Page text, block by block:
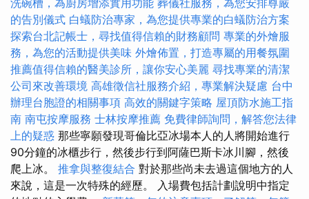
洗碗槽，為廚房增添實用功能 葬儀社服務，為您安排尊嚴
的告別儀式 白蟻防治專家，為您提供專業的白蟻防治方案
探索台北記帳士，尋找值得信賴的財務顧問 專業的外燴服
務，為您的活動提供美味 外燴佈置，打造專屬的用餐氛圍
推薦值得信賴的醫美診所，讓你安心美麗 尋找專業的清潔
公司來改善環境 高雄徵信社服務介紹，專業解決疑慮 台中
辦理台胞證的相關事項 高效的關鍵字策略 屋頂防水施工指
南 南屯按摩服務 士林按摩推薦 免費律師詢問，解答您法律
上的疑惑 那些寧願發現哥倫比亞冰場本人的人將開始進行
90分鐘的冰櫃步行，然後步行到阿薩巴斯卡冰川腳，然後
爬上冰。 推拿與整復結合 對於那些尚未去過這個地方的人
來說，這是一次特殊的經歷。 入場費包括計劃說明中指定